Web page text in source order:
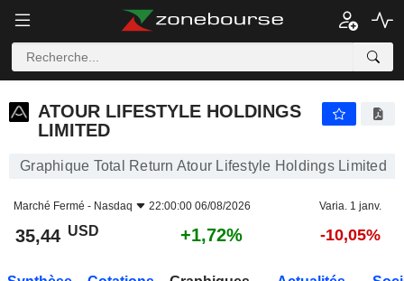
ATOUR LIFESTYLE HOLDINGS
LIMITED
Graphique Total Return Atour Lifestyle Holdings Limited
Marché Fermé - Nasdaq 22:00:00 06/08/2026 Varia. 1 janv.
35,44 USD +1,72% -10,05%